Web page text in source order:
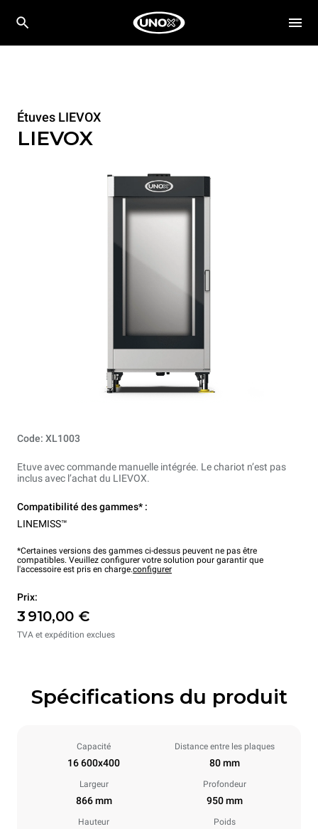
Étuves LIEVOX
LIEVOX
Code: XL1003
Etuve avec commande manuelle intégrée. Le chariot n’est pas
inclus avec l’achat du LIEVOX.
Compatibilité des gammes* :
LINEMISS™
*Certaines versions des gammes ci-dessus peuvent ne pas être
compatibles. Veuillez configurer votre solution pour garantir que
l'accessoire est pris en charge.configurer
Prix:
3 910,00 €
TVA et expédition exclues
Spécifications du produit
Capacité
16 600x400
Distance entre les plaques
80 mm
Largeur
866 mm
Profondeur
950 mm
Hauteur Poids